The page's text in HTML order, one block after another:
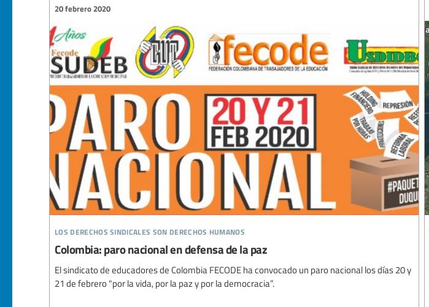
los derechos sindicales son derechos humanos
20 febrero 2020
Colombia: paro nacional en defensa de la paz
El sindicato de educadores de Colombia FECODE ha convocado un paro nacional los días 20 y
21 de febrero "por la vida, por la paz y por la democracia”.